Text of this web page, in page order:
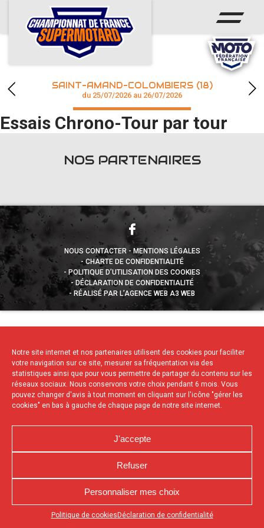
Notre site internet et nos partenaires utilisent des cookies pour faciliter
votre navigation sur ce site, mesurer sa fréquentation via des
statistiques ainsi que pour vous permettre de partager du contenu sur les
réseaux sociaux. Nous conservons votre choix pendant 6 mois. Vous
pouvez changer d'avis à tout moment en cliquant sur l'icône "gérer les
cookies" en bas à gauche de chaque page de notre site internet.
J'accepte
Refuser
Personnaliser mes choix
Politique de cookies Déclaration de confidentialité
Appuyez sur le bouton partager en bas de votre
ACCUEIL
ACTUS
CALENDRIER
CHAMPIONNAT
RÉSULTATS
SAINT-AMAND-COLOMBIERS (18)
du 25/07/2026 au 26/07/2026
Essais Chrono-Tour par tour
NOS PARTENAIRES
NOUS CONTACTER
MENTIONS LÉGALES
CHARTE DE CONFIDENTIALITÉ
POLITIQUE D’UTILISATION DES COOKIES
DÉCLARATION DE CONFIDENTIALITÉ
RÉALISÉ PAR L’AGENCE WEB A3 WEB